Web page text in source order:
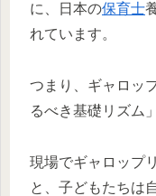
に、日本の保育士
れています。
つまり、ギャロッ
るべき基礎リズム
現場でギャロップ
と、子どもたちは